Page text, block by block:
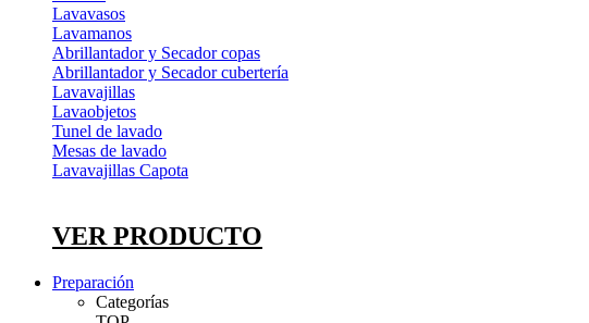
Lavavasos
Lavamanos
Abrillantador y Secador copas
Abrillantador y Secador cubertería
Lavavajillas
Lavaobjetos
Tunel de lavado
Mesas de lavado
Lavavajillas Capota
VER PRODUCTO
Preparación
Categorías